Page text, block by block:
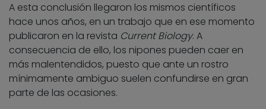
A esta conclusión llegaron los mismos científicos
hace unos años, en un trabajo que en ese momento
publicaron en la revista Current Biology. A
consecuencia de ello, los nipones pueden caer en
más malentendidos, puesto que ante un rostro
mínimamente ambiguo suelen confundirse en gran
parte de las ocasiones.